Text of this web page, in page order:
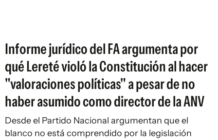
Informe jurídico del FA argumenta por
qué Lereté violó la Constitución al hacer
"valoraciones políticas" a pesar de no
haber asumido como director de la ANV
Desde el Partido Nacional argumentan que el
blanco no está comprendido por la legislación